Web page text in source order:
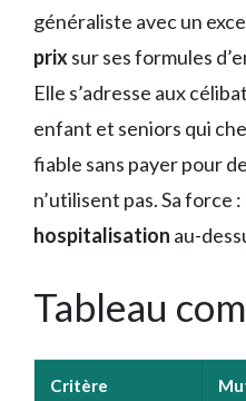
généraliste avec un
prixsur ses formules
Elle s’adresse aux
enfant et seniors qui
fiable sans payer pour
n’utilisent pas. Sa force :
hospitalisation au-
Tableau
Critère